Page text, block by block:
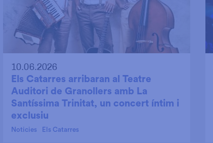
10.06.2026
Els Catarres arribaran al Teatre
Auditori de Granollers amb La
Santíssima Trinitat, un concert íntim i
exclusiu
Noticies Els Catarres